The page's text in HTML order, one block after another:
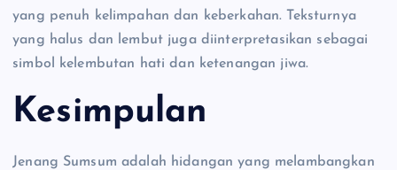
yang penuh kelimpahan dan keberkahan. Teksturnya
yang halus dan lembut juga diinterpretasikan sebagai
simbol kelembutan hati dan ketenangan jiwa.
Kesimpulan
Jenang Sumsum adalah hidangan yang melambangkan